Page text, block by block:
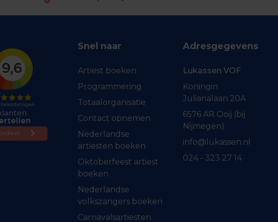
Snel naar
Artiest boeken
Programmering
Totaalorganisatie
Contact opnemen
Nederlandse
artiesten boeken
Oktoberfeest artiest
boeken
Nederlandse
volkszangers boeken
Carnavalsartiesten
Adresgegevens
Lukassen VOF
Koningin
Julianalaan 20A
6576 AR Ooij (bij
Nijmegen)
info@lukassen.nl
024 - 323 27 14